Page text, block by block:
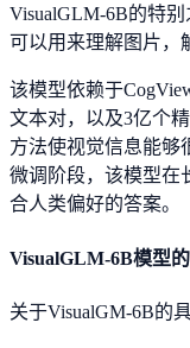
VisualGLM-6B的特
可以用来理解图片，
该模型依赖于
文本对，以及3亿个
方法使视觉信息能够
微调阶段，该模型在
合人类偏好的答案。
VisualGLM-6B模型
关于VisualGM-6B的